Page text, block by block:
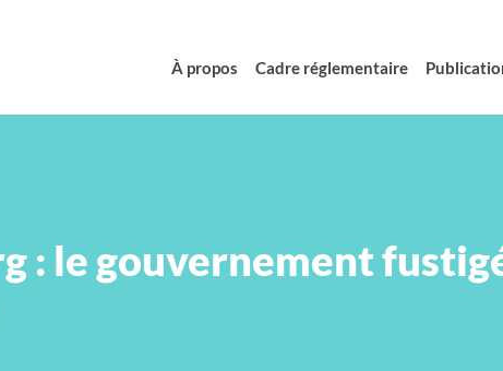
À propos Cadre réglementaire
: le gouvernement